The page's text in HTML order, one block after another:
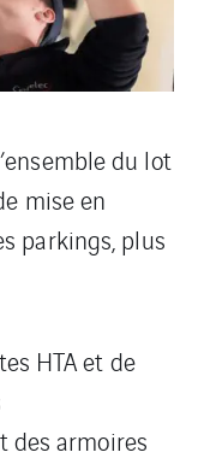
du lot
mise en
parkings, plus
HTA et de
des armoires